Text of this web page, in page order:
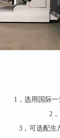
1，选用国际
2
3，可选配生